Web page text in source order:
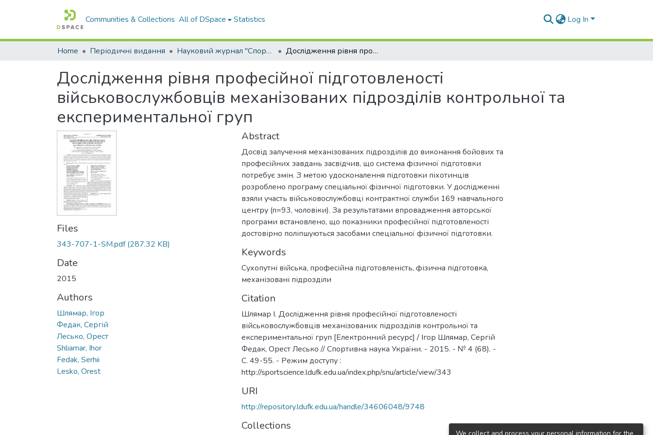
Communities & Collections All of DSpace Statistics Log In
Home Періодичні видання Науковий журнал "Спортивна наука України" Дослідження рівня професійної підготовленості військовослужбовців механізованих підрозділів контрольної та експериментальної груп
Дослідження рівня професійної підготовленості
військовослужбовців механізованих підрозділів контрольної та
експериментальної груп
Files
343-707-1-SM.pdf(287.32 KB)
Date
2015
Authors
Шлямар, Ігор
Федак, Сергій
Лесько, Орест
Shliamar, Ihor
Fedak, Serhii
Lesko, Orest
Abstract
Досвід залучення механізованих підрозділів до виконання бойових та
професійних завдань засвідчив, що система фізичної підготовки
потребує змін. З метою удосконалення підготовки піхотинців
розроблено програму спеціальної фізичної підготовки. У дослідженні
взяли участь військовослужбовці контрактної служби 169 навчального
центру (n=93, чоловіки). За результатами впровадження авторської
програми встановлено, що показники професійної підготовленості
достовірно поліпшуються засобами спеціальної фізичної підготовки.
Keywords
Сухопутні війська, професійна підготовленість, фізична підготовка,
механізовані підрозділи
Citation
Шлямар І. Дослідження рівня професійної підготовленості
військовослужбовців механізованих підрозділів контрольної та
експериментальної груп [Електронний ресурс] / Ігор Шлямар, Сергій
Федак, Орест Лесько // Спортивна наука України. - 2015. - № 4 (68). -
С. 49-55. - Режим доступу :
http://sportscience.ldufk.edu.ua/index.php/snu/article/view/343
URI
http://repository.ldufk.edu.ua/handle/34606048/9748
Collections